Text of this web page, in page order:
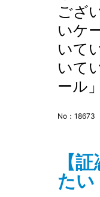
ござ
いケ
いて
いて
ール
No：18673
【
た